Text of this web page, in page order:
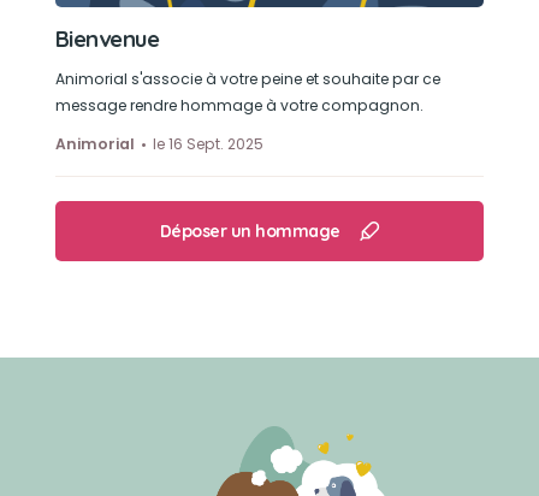
Bienvenue
Animorial s'associe à votre peine et souhaite par ce
message rendre hommage à votre compagnon.
Animorial
le 16 Sept. 2025
Déposer un hommage